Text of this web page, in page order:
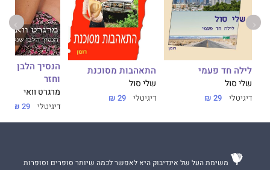
לילה חד פעמי
שלי סול
דיגיטלי 29 ₪
התאהבות מסוכנת
שלי סול
דיגיטלי 29 ₪
הנסיך הלבן
וחזר
מרגרט וואי
דיגיטלי 29 ₪
משימת העל של אינדיבוק היא לאפשר לכמה שיותר סופרים וסופרות